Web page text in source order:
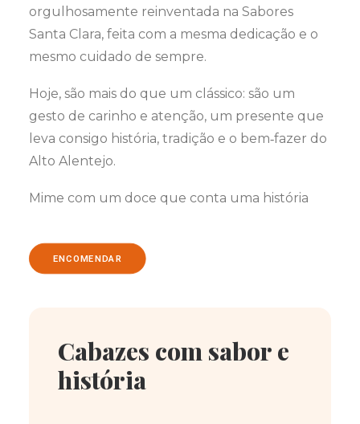
orgulhosamente reinventada na Sabores
Santa Clara, feita com a mesma dedicação e o
mesmo cuidado de sempre.
Hoje, são mais do que um clássico: são um
gesto de carinho e atenção, um presente que
leva consigo história, tradição e o bem‑fazer do
Alto Alentejo.
Mime com um doce que conta uma história
ENCOMENDAR
Cabazes com sabor e
história